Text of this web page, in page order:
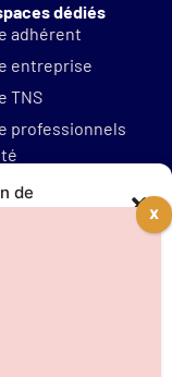
de
telles que les cookies pour
à ces technologies
de navigation. Le fait de ne
sur certaines
dédiés
adhérent
entreprise
TNS
professionnels
légales
des données